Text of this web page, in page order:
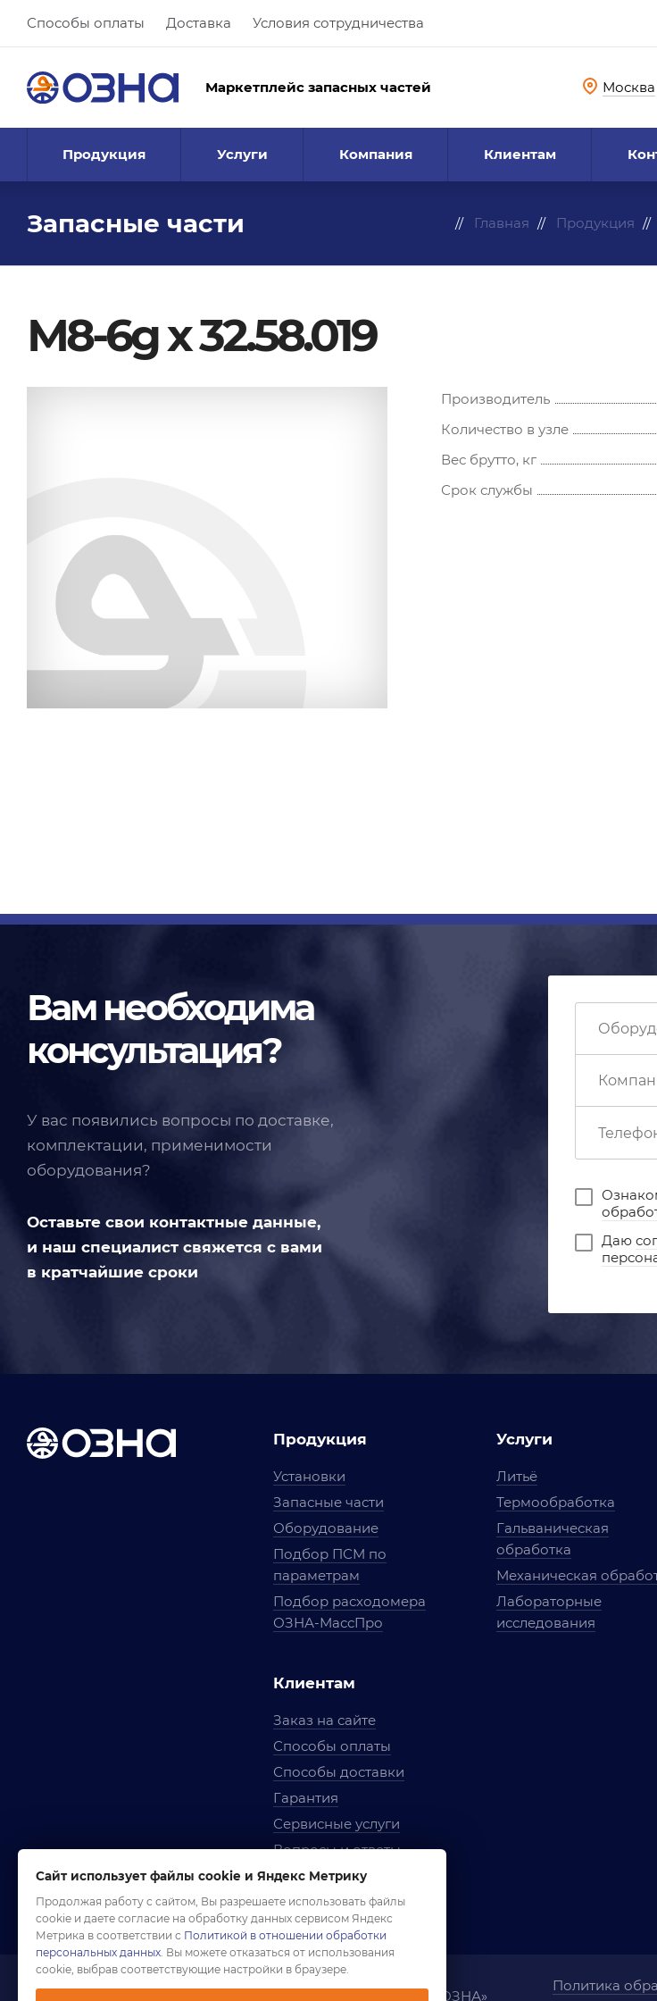
Способы оплаты Доставка Условия сотрудничества
Маркетплейс запасных частей Москва
Продукция Услуги Компания Клиентам
Запасные части Главная Продукция
М8-6g х 32.58.019
Производитель
Количество в узле
Вес брутто, кг
Срок службы
Вам необходима
консультация?
У вас появились вопросы по доставке,
комплектации, применимости
оборудования?
Оставьте свои контактные данные,
и наш специалист свяжется с вами
в кратчайшие сроки
Даю
Продукция
Установки
Запасные части
Оборудование
Подбор ПСМ по
параметрам
Подбор расходомера
ОЗНА-МассПро
Клиентам
Заказ на сайте
Способы оплаты
Способы доставки
Гарантия
Сервисные услуги
Вопросы и ответы
Условия сотрудничества
Правила использования
Услуги
Литьё
Термообработка
Гальваническая
обработка
Механическая
Лабораторные
исследования
Компания «ОЗНА»
Политика
Сайт использует файлы cookie и Яндекс Метрику
Продолжая работу с сайтом, Вы разрешаете использовать файлы
cookie и даете согласие на обработку данных сервисом Яндекс
Метрика в соответствии с Политикой в отношении обработки
персональных данных. Вы можете отказаться от использования
cookie, выбрав соответствующие настройки в браузере.